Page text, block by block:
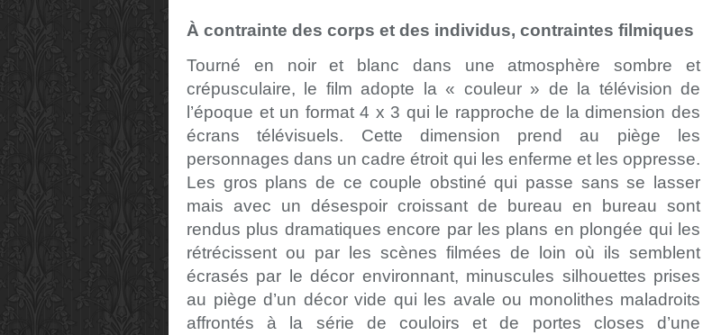
À contrainte des corps et des individus, contraintes filmiques
Tourné en noir et blanc dans une atmosphère sombre et
crépusculaire, le film adopte la « couleur » de la télévision de
l’époque et un format 4 x 3 qui le rapproche de la dimension des
écrans télévisuels. Cette dimension prend au piège les
personnages dans un cadre étroit qui les enferme et les oppresse.
Les gros plans de ce couple obstiné qui passe sans se lasser
mais avec un désespoir croissant de bureau en bureau sont
rendus plus dramatiques encore par les plans en plongée qui les
rétrécissent ou par les scènes filmées de loin où ils semblent
écrasés par le décor environnant, minuscules silhouettes prises
au piège d’un décor vide qui les avale ou monolithes maladroits
affrontés à la série de couloirs et de portes closes d’une